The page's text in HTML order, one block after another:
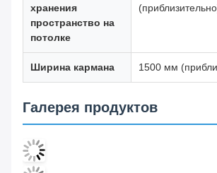
хранения
пространство на
потолке
Ширина кармана 1500 мм
Галерея продуктов